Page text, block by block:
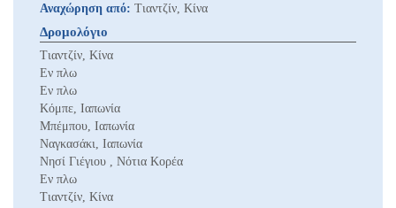
Αναχώρηση από: Τιαντζίν, Κίνα
Δρομολόγιο
Τιαντζίν, Κίνα
Εν πλω
Εν πλω
Κόμπε, Ιαπωνία
Μπέμπου, Ιαπωνία
Ναγκασάκι, Ιαπωνία
Νησί Γιέγιου , Νότια Κορέα
Εν πλω
Τιαντζίν, Κίνα